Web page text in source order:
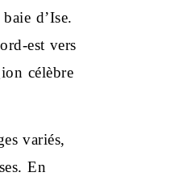
d’Ise.
est vers
célèbre
variés,
En